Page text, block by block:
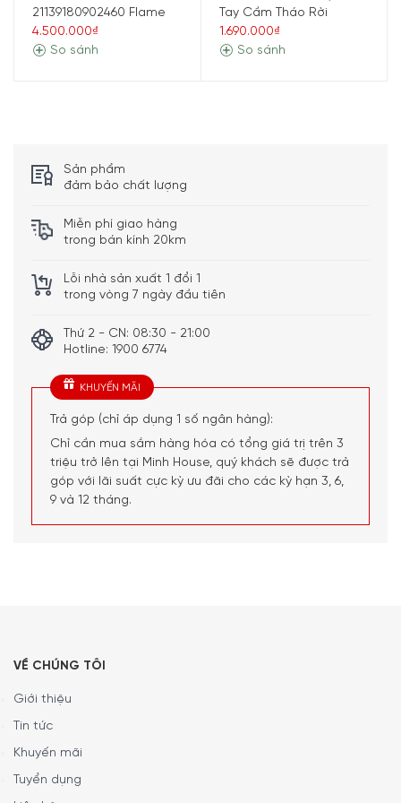
Với bề mặt trơn nhẵn, Nồi Riess Nouvelle 0709-010 dễ
dàng làm sạch sau mỗi lần sử dụng. Bạn không cần mất
nhiều thời gian và công sức để làm sạch nồi, mà có thể
mang lại.
Nouvelle không gây hại cho sức khỏe và an toàn cho
đình sẽ luôn được chế biến trong một không gian an toàn
và lành mạnh.
21139180902460 Flame
4.500.000₫
So sánh
Tay Cầm Tháo Rời
1.690.000₫
So sánh
Sản phẩm
đảm bảo chất lượng
Miễn phí giao hàng
trong bán kính 20km
Lỗi nhà sản xuất 1 đổi 1
trong vòng 7 ngày đầu tiên
Thứ 2 - CN: 08:30 - 21:00
Hotline: 1900 6774
KHUYẾN MÃI
Trả góp (chỉ áp dụng 1 số ngân hàng):
Chỉ cần mua sắm hàng hóa có tổng giá trị trên 3
triệu trở lên tại Minh House, quý khách sẽ được trả
góp với lãi suất cực kỳ ưu đãi cho các kỳ hạn 3, 6,
9 và 12 tháng.
VỀ CHÚNG TÔI
Giới thiệu
Tin tức
Khuyến mãi
Tuyển dụng